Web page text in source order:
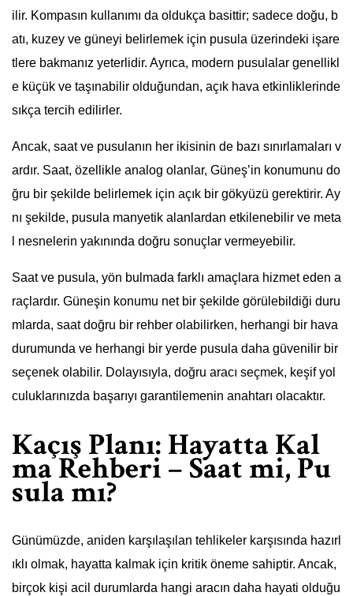
ilir. Kompasın kullanımı da oldukça basittir; sadece doğu, b
atı, kuzey ve güneyi belirlemek için pusula üzerindeki işare
tlere bakmanız yeterlidir. Ayrıca, modern pusulalar genellikl
e küçük ve taşınabilir olduğundan, açık hava etkinliklerinde
sıkça tercih edilirler.
Ancak, saat ve pusulanın her ikisinin de bazı sınırlamaları v
ardır. Saat, özellikle analog olanlar, Güneş’in konumunu do
ğru bir şekilde belirlemek için açık bir gökyüzü gerektirir. Ay
nı şekilde, pusula manyetik alanlardan etkilenebilir ve meta
l nesnelerin yakınında doğru sonuçlar vermeyebilir.
Saat ve pusula, yön bulmada farklı amaçlara hizmet eden a
raçlardır. Güneşin konumu net bir şekilde görülebildiği duru
mlarda, saat doğru bir rehber olabilirken, herhangi bir hava
durumunda ve herhangi bir yerde pusula daha güvenilir bir
seçenek olabilir. Dolayısıyla, doğru aracı seçmek, keşif yol
culuklarınızda başarıyı garantilemenin anahtarı olacaktır.
Kaçış Planı: Hayatta Kal
ma Rehberi – Saat mi, Pu
sula mı?
Günümüzde, aniden karşılaşılan tehlikeler karşısında hazırl
ıklı olmak, hayatta kalmak için kritik öneme sahiptir. Ancak,
birçok kişi acil durumlarda hangi aracın daha hayati olduğu